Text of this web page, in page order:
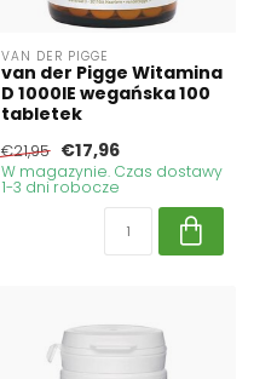
VAN DER PIGGE
van der Pigge Witamina
D 1000IE wegańska 100
tabletek
€21,95 €17,96
W magazynie. Czas dostawy
1-3 dni robocze